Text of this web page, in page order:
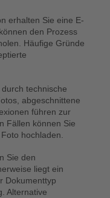
erhalten Sie eine E-
den Prozess
Häufige Gründe
technische
abgeschnittene
führen zur
Fällen können Sie
hochladen.
Sie den
liegt ein
Dokumenttyp
Alternative